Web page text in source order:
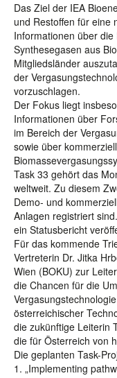
Das Ziel der IEA
und Restoffen für eine
Informationen über
Synthesegasen aus
Mitgliedsländer
der
vorzuschlagen.
Der Fokus liegt
Informationen über
im Bereich der
sowie über
Task 33 gehört das
weltweit. Zu diesem
Demo- und
Anlagen registriert
ein Statusbericht
Für das kommende
Vertreterin Dr. Jitka
Wien (BOKU) zur
die Chancen für die
österreichischer
die zukünftige Leiterin
die für Österreich von
Die geplanten Task-
1. „Implementing